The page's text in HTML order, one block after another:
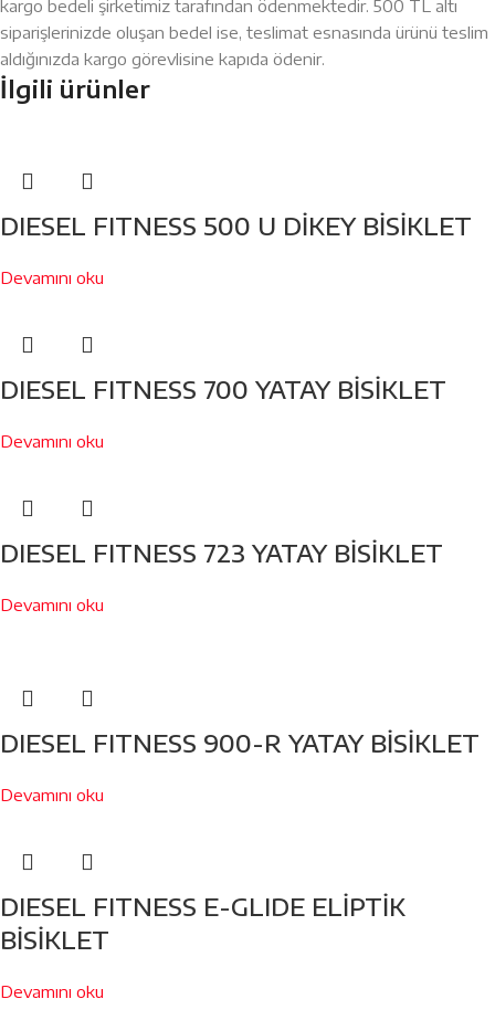
kargo bedeli şirketimiz tarafından ödenmektedir. 500 TL altı
siparişlerinizde oluşan bedel ise, teslimat esnasında ürünü teslim
aldığınızda kargo görevlisine kapıda ödenir.
İlgili ürünler
DIESEL FITNESS 500 U DİKEY BİSİKLET
Devamını oku
DIESEL FITNESS 700 YATAY BİSİKLET
Devamını oku
DIESEL FITNESS 723 YATAY BİSİKLET
Devamını oku
DIESEL FITNESS 900-R YATAY BİSİKLET
Devamını oku
DIESEL FITNESS E-GLIDE ELİPTİK
BİSİKLET
Devamını oku